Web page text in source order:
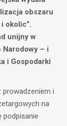
obszaru
okolic”.
unijny w
Narodowy – i
i Gospodarki
prowadzeniem i
na
podpisanie